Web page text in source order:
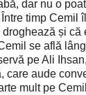
dar nu o
timp Cemil
și că
se află
pe Ali
care aude
mult pe